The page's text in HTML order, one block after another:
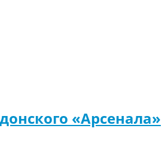
«Арсенала»